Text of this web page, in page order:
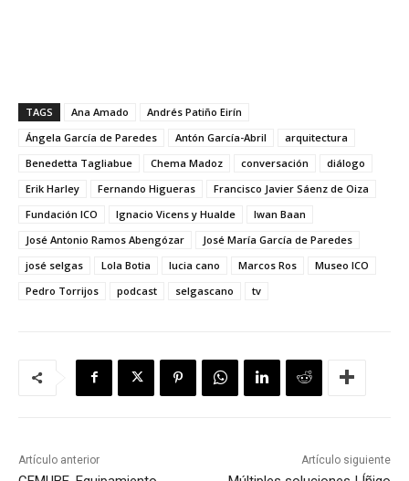
TAGS Ana Amado
Andrés Patiño Eirín
Ángela García de Paredes
Antón García-Abril
arquitectura
Benedetta Tagliabue
Chema Madoz conversación
diálogo
Erik Harley
Fernando Higueras
Francisco Javier Sáenz de Oiza
Fundación ICO
Ignacio Vicens y Hualde
Iwan Baan
José Antonio Ramos Abengózar
José María García de Paredes
josé selgas
Lola Botia lucia cano Marcos Ros
Museo ICO
Pedro Torrijos
podcast selgascano tv
Artículo anterior Artículo siguiente